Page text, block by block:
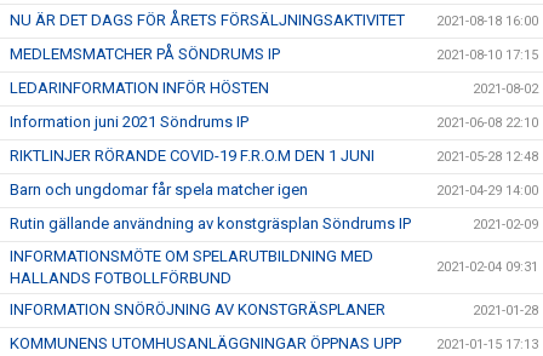
NU ÄR DET DAGS FÖR ÅRETS FÖRSÄLJNINGSAKTIVITET 2021-08-18 16:00
MEDLEMSMATCHER PÅ SÖNDRUMS IP 2021-08-10 17:15
LEDARINFORMATION INFÖR HÖSTEN 2021-08-02
Information juni 2021 Söndrums IP 2021-06-08 22:10
RIKTLINJER RÖRANDE COVID-19 F.R.O.M DEN 1 JUNI 2021-05-28 12:48
Barn och ungdomar får spela matcher igen 2021-04-29 14:00
Rutin gällande användning av konstgräsplan Söndrums IP 2021-02-09
INFORMATIONSMÖTE OM SPELARUTBILDNING MED
HALLANDS FOTBOLLFÖRBUND
2021-02-04 09:31
INFORMATION SNÖRÖJNING AV KONSTGRÄSPLANER 2021-01-28
KOMMUNENS UTOMHUSANLÄGGNINGAR ÖPPNAS UPP 2021-01-15 17:13